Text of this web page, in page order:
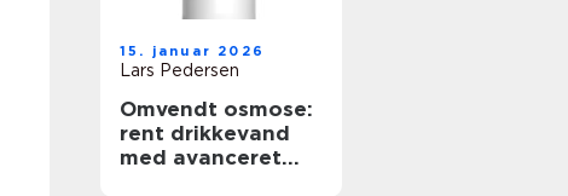
15. januar 2026
Lars Pedersen
Omvendt osmose:
rent drikkevand
med avanceret